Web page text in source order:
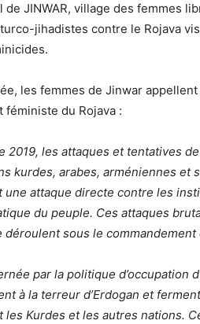
de JINWAR, village des femmes
jihadistes contre le Rojava
.
les femmes de Jinwar
du Rojava :
2019, les attaques et tentatives
kurdes, arabes, arméniennes et
une attaque directe contre les
du peuple. Ces attaques
déroulent sous le
par la politique d’occupation
à la terreur d’Erdogan et
Kurdes et les autres nations.